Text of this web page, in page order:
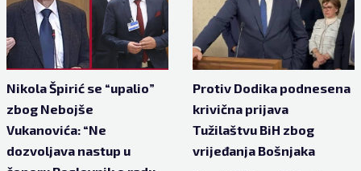
Nikola Špirić se “upalio”
zbog Nebojše
Vukanovića: “Ne
dozvoljava nastup u
Protiv Dodika podnesena
krivična prijava
Tužilaštvu BiH zbog
vrijeđanja Bošnjaka